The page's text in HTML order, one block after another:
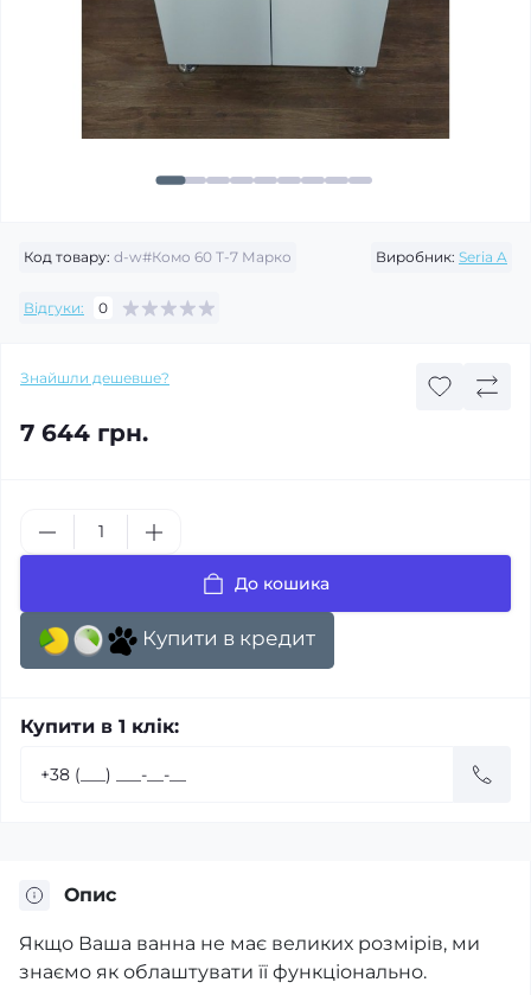
Код товару: d-w#Комо 60 Т-7 Марко Виробник: Seria A
Відгуки: 0
Знайшли дешевше?
7 644 грн.
До кошика
Купити в кредит
Купити в 1 клік:
Опис
Якщо Ваша ванна не має великих розмірів, ми
знаємо як облаштувати її функціонально.